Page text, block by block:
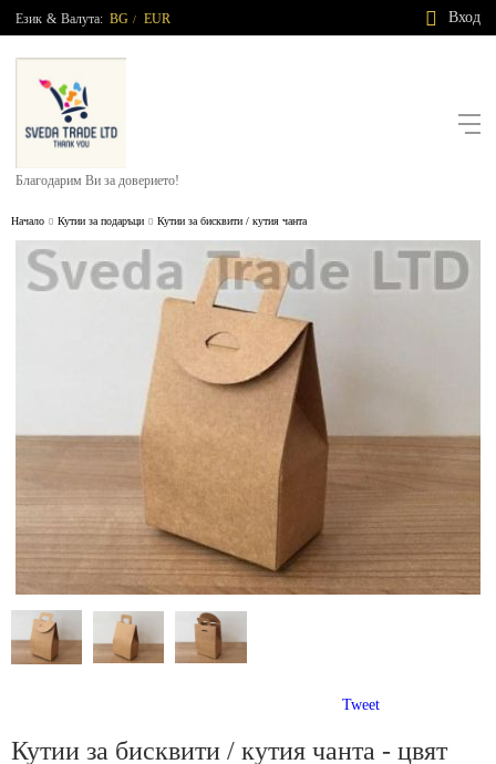
Език & Валута: BG / EUR Вход
Благодарим Ви за доверието!
Начало Кутии за подаръци Кутии за бисквити / кутия чанта
Tweet
Кутии за бисквити / кутия чанта - цвят